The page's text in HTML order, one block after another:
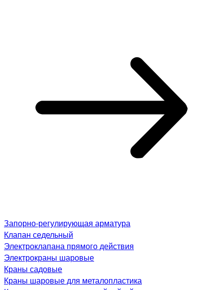
Запорно-регулирующая арматура
Клапан седельный
Электроклапана прямого действия
Электрокраны шаровые
Краны садовые
Краны шаровые для металопластика